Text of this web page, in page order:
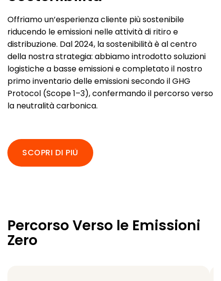
Offriamo un’esperienza cliente più sostenibile
riducendo le emissioni nelle attività di ritiro e
distribuzione. Dal 2024, la sostenibilità è al centro
della nostra strategia: abbiamo introdotto soluzioni
logistiche a basse emissioni e completato il nostro
primo inventario delle emissioni secondo il GHG
Protocol (Scope 1–3), confermando il percorso verso
la neutralità carbonica.
SCOPRI DI PIÙ
Percorso Verso le Emissioni
Zero